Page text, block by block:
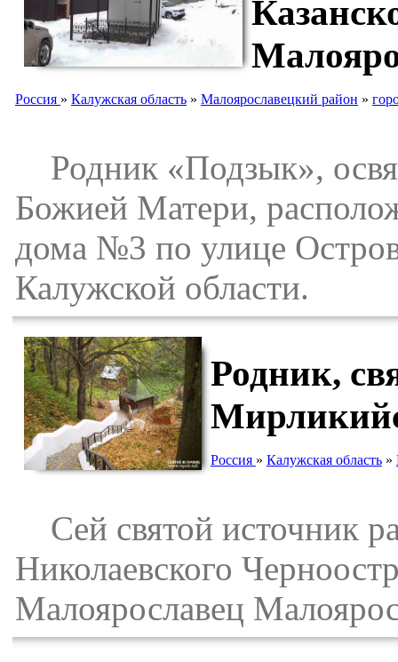
Россия » Калужская область » Малоярославецкий район »
Родник «Подзык»,
Божией Матери,
дома №3 по улице
Калужской области.
Родник,
Россия » Калужская область»
Сей святой источник
Николаевского
Малоярославец